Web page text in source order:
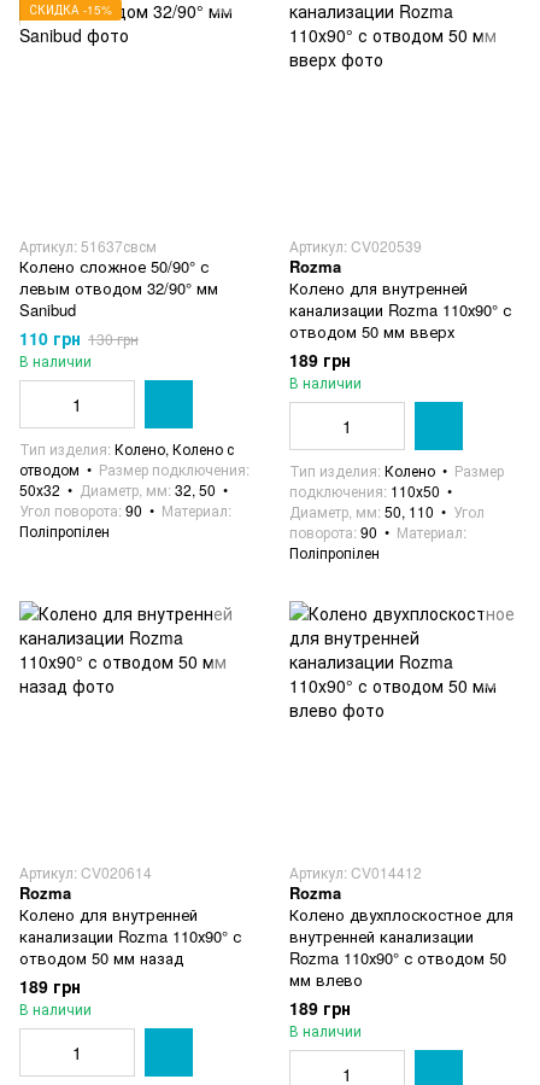
СКИДКА -15%
Артикул: 51637свсм
Колено сложное 50/90° с
левым отводом 32/90° мм
Sanibud
110 грн 130 грн
В наличии
Тип изделия Колено, Колено с
отводом
Размер подключения
50х32
Диаметр, мм 32, 50
Угол поворота 90
Материал
Поліпропілен
Артикул: CV020539
Rozma
Колено для внутренней
канализации Rozma 110х90° с
отводом 50 мм вверх
189 грн
В наличии
Тип изделия Колено
Размер
подключения 110х50
Диаметр, мм 50, 110
Угол
поворота 90
Материал
Поліпропілен
Артикул: CV020614
Rozma
Колено для внутренней
канализации Rozma 110х90° с
отводом 50 мм назад
189 грн
В наличии
Артикул: CV014412
Rozma
Колено двухплоскостное для
внутренней канализации
Rozma 110х90° с отводом 50
мм влево
189 грн
В наличии